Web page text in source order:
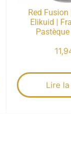
Red Fusion
Elikuid |
Lire